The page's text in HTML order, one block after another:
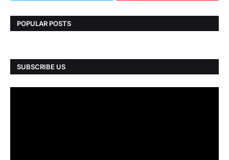
POPULAR POSTS
SUBSCRIBE US